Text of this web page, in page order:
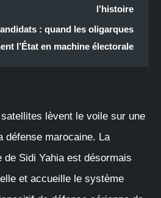
l’histoire
: quand les oligarques
l’État en machine électorale
lèvent le voile sur une
défense marocaine. La
de Sidi Yahia est désormais
et accueille le système